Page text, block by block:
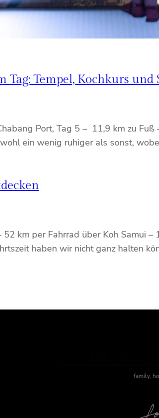
Tempel, Kochkurs und
Port, Tag 5 – 11,9 km zu
ein wenig ruhiger als sonst,
52 km per Fahrrad über Koh
haben wir nicht ganz halten
family,